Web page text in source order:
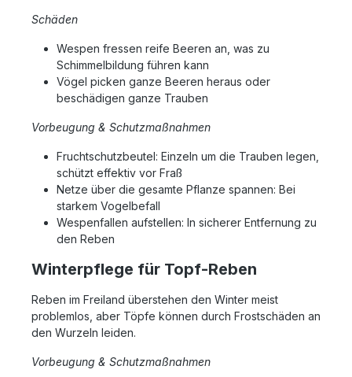
Schäden
Wespen fressen reife Beeren an, was zu
Schimmelbildung führen kann
Vögel picken ganze Beeren heraus oder
beschädigen ganze Trauben
Vorbeugung & Schutzmaßnahmen
Fruchtschutzbeutel: Einzeln um die Trauben legen,
schützt effektiv vor Fraß
Netze über die gesamte Pflanze spannen: Bei
starkem Vogelbefall
Wespenfallen aufstellen: In sicherer Entfernung zu
den Reben
Winterpflege für Topf-Reben
Reben im Freiland überstehen den Winter meist
problemlos, aber Töpfe können durch Frostschäden an
den Wurzeln leiden.
Vorbeugung & Schutzmaßnahmen